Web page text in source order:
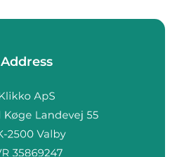
Address